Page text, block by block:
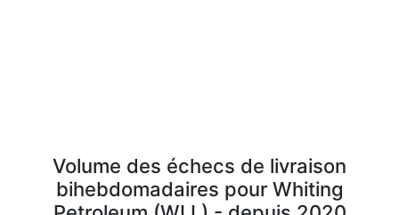
Volume des échecs de livraison
bihebdomadaires pour Whiting